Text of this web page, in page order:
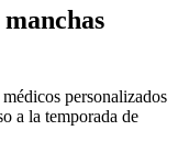
personalizados
a la temporada de